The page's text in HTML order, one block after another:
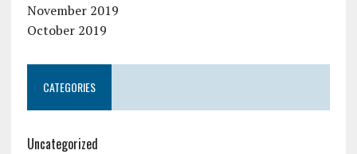
November 2019
October 2019
CATEGORIES
Uncategorized